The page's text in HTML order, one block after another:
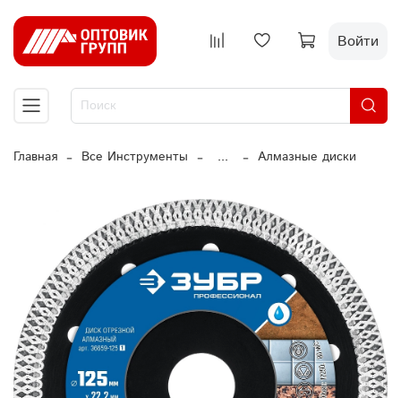
Войти
Главная Все Инструменты ... Алмазные диски